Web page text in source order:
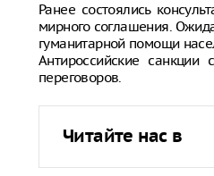
Ранее состоялись
мирного соглашения.
гуманитарной помощи
Антироссийские
переговоров.
Читайте нас в